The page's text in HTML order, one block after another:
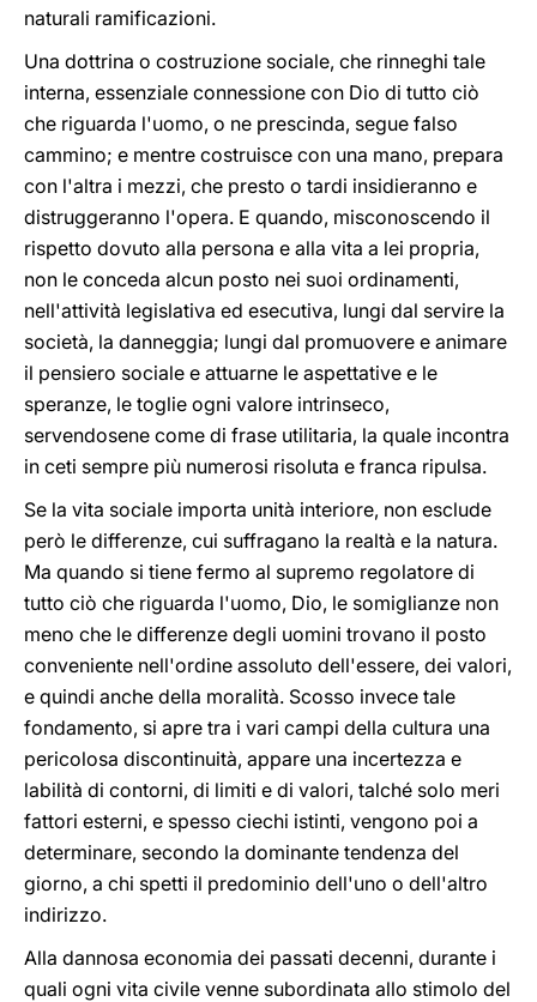
naturali ramificazioni.
Una dottrina o costruzione sociale, che rinneghi tale
interna, essenziale connessione con Dio di tutto ciò
che riguarda l'uomo, o ne prescinda, segue falso
cammino; e mentre costruisce con una mano, prepara
con l'altra i mezzi, che presto o tardi insidieranno e
distruggeranno l'opera. E quando, misconoscendo il
rispetto dovuto alla persona e alla vita a lei propria,
non le conceda alcun posto nei suoi ordinamenti,
nell'attività legislativa ed esecutiva, lungi dal servire la
società, la danneggia; lungi dal promuovere e animare
il pensiero sociale e attuarne le aspettative e le
speranze, le toglie ogni valore intrinseco,
servendosene come di frase utilitaria, la quale incontra
in ceti sempre più numerosi risoluta e franca ripulsa.
Se la vita sociale importa unità interiore, non esclude
però le differenze, cui suffragano la realtà e la natura.
Ma quando si tiene fermo al supremo regolatore di
tutto ciò che riguarda l'uomo, Dio, le somiglianze non
meno che le differenze degli uomini trovano il posto
conveniente nell'ordine assoluto dell'essere, dei valori,
e quindi anche della moralità. Scosso invece tale
fondamento, si apre tra i vari campi della cultura una
pericolosa discontinuità, appare una incertezza e
labilità di contorni, di limiti e di valori, talché solo meri
fattori esterni, e spesso ciechi istinti, vengono poi a
determinare, secondo la dominante tendenza del
giorno, a chi spetti il predominio dell'uno o dell'altro
indirizzo.
Alla dannosa economia dei passati decenni, durante i
quali ogni vita civile venne subordinata allo stimolo del